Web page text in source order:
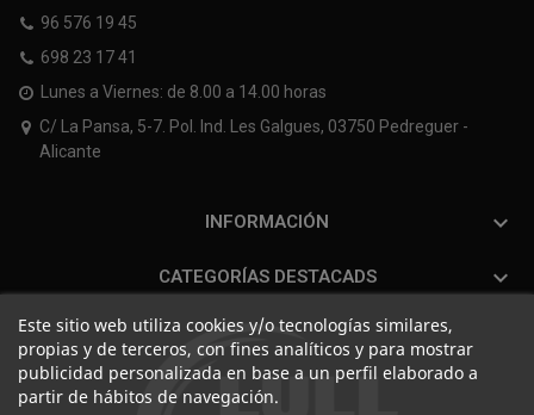
96 576 19 45
698 23 17 41
Lunes a Viernes: de 8.00 a 14.00 horas
C/ La Pansa, 5-7. Pol. Ind. Les Galgues, 03750 Pedreguer -
Alicante
INFORMACIÓN 
CATEGORÍAS DESTACADS 
Este sitio web utiliza cookies y/o tecnologías similares,
propias y de terceros, con fines analíticos y para mostrar
publicidad personalizada en base a un perfil elaborado a
partir de hábitos de navegación.